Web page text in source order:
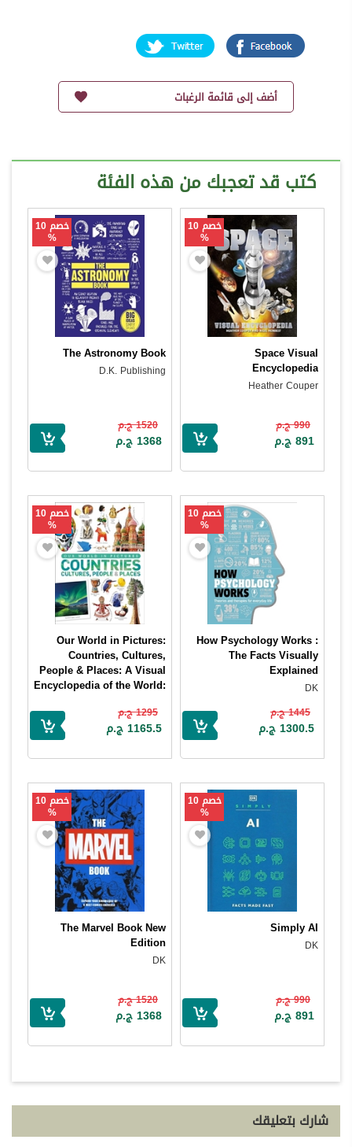
أضف إلى قائمة الرغبات
كتب قد تعجبك من هذه الفئة
خصم 10
%
Space Visual
Encyclopedia
Heather Couper
990 ج.م
891 ج.م
خصم 10
%
The Astronomy Book
D.K. Publishing
1520 ج.م
1368 ج.م
خصم 10
%
How Psychology Works :
The Facts Visually
Explained
DK
1445 ج.م
1300.5 ج.م
خصم 10
%
Our World in Pictures:
Countries, Cultures,
People & Places: A Visual
Encyclopedia of the World:
Encyclopedia for Kids
DK
1295 ج.م
1165.5 ج.م
خصم 10
%
Simply AI
DK
990 ج.م
891 ج.م
خصم 10
%
The Marvel Book New
Edition
DK
1520 ج.م
1368 ج.م
شارك بتعليقك